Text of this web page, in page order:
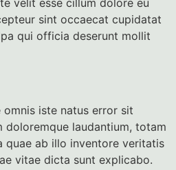
velit esse cillum dolore eu
sint occaecat cupidatat
qui officia deserunt mollit
iste natus error sit
doloremque laudantium, totam
quae ab illo inventore veritatis
vitae dicta sunt explicabo.